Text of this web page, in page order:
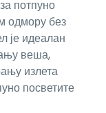
потпуно
одмору без
је идеалан
веша,
излета
посветите